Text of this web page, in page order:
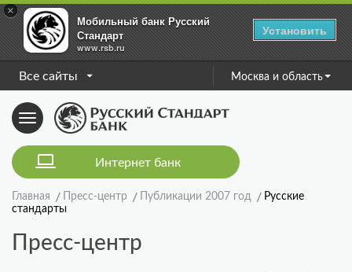
×
Мобильный банк Русский
Стандарт
www.rsb.ru
Установить
Все сайты Москва и область
Toggle
navigation
Интернет банк
Главная Пресс-центр Публикации 2007 год
Русские
стандарты
Пресс-центр